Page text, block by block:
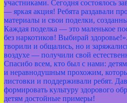
участниками. Сегодня состоялось
— яркая акция! Ребята раздавали
материалы и свои поделки,
Каждая поделка — это маленькое
без наркотиков! Выбирай
творили и общались, но и
воздухе — получили свой
Спасибо всем, кто был с нами:
и неравнодушным прохожим,
листовки и поддерживали ребят.
формировать культуру здорового
детям достойные примеры!